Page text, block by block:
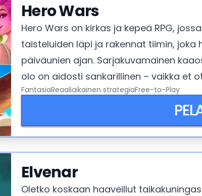
Hero Wars
Hero Wars on kirkas ja kepeä RPG,
taisteluiden läpi ja rakennat tiimin,
päiväunien ajan. Sarjakuvamainen
olo on aidosti sankarillinen – vaikka et
FantasiaReaaliaikainen strategiaFree-to-Play
Elvenar
Oletko koskaan haaveillut